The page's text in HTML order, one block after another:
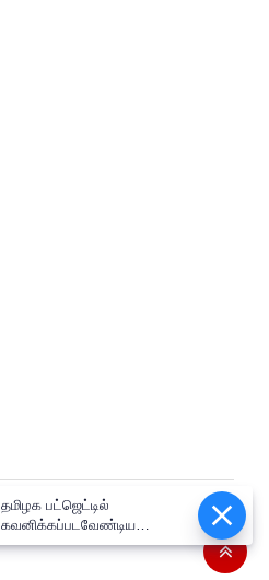
தமிழக பட்ஜெட்டில்
கவனிக்கப்படவேண்டிய
திட்டங்கள்..!!